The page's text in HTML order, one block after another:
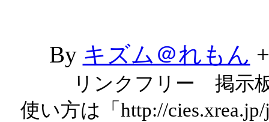
By キズム＠れもん
リンクフリー 掲示
使い方は「http://